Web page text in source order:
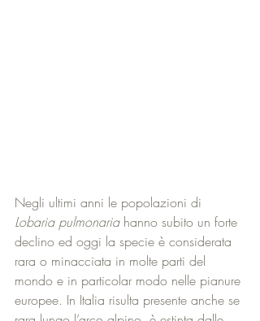
Negli ultimi anni le popolazioni di
Lobaria pulmonaria hanno subito un forte
declino ed oggi la specie è considerata
rara o minacciata in molte parti del
mondo e in particolar modo nelle pianure
europee. In Italia risulta presente anche se